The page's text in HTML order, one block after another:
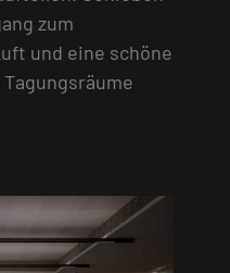
zum
und eine schöne